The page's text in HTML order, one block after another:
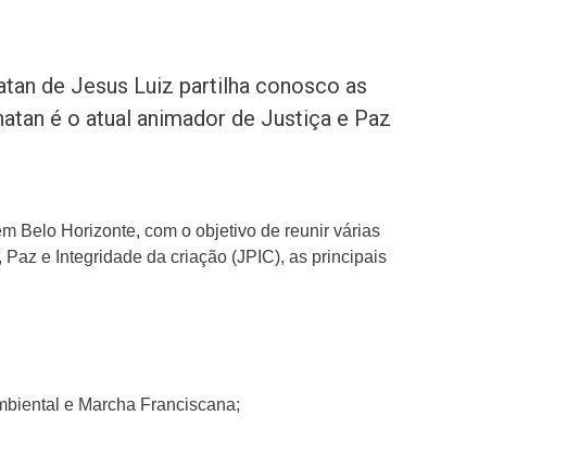
de Jesus Luiz partilha conosco as
é o atual animador de Justiça e Paz
Belo Horizonte, com o objetivo de reunir várias
e Integridade da criação (JPIC), as principais
e Marcha Franciscana;